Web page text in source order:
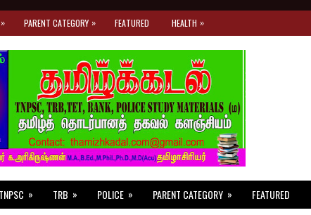
» PARENT CATEGORY » FEATURED HEALTH »
TNPSC » TRB » POLICE » PARENT CATEGORY » FEATURED